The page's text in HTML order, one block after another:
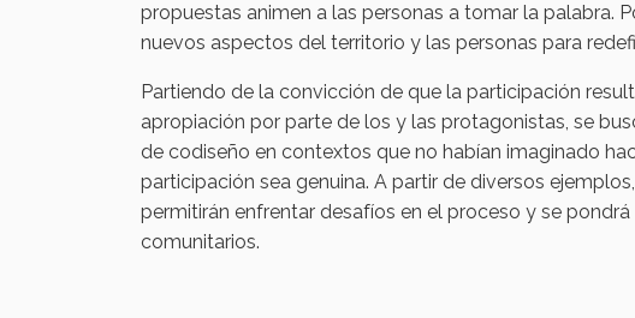
propuestas animen a las personas a tomar la palabra.
nuevos aspectos del territorio y las personas para
Partiendo de la convicción de que la participación
apropiación por parte de los y las protagonistas, se
de codiseño en contextos que no habían imaginado
participación sea genuina. A partir de diversos
permitirán enfrentar desafíos en el proceso y se
comunitarios.